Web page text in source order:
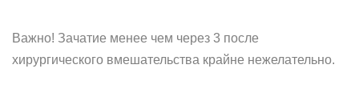
Важно! Зачатие менее чем через 3 после
хирургического вмешательства крайне нежелательно.